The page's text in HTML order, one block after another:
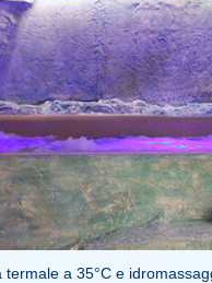
termale a 35°C e